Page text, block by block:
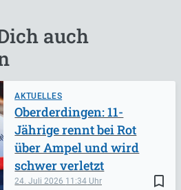
auch
AKTUELLES
bookmark_border
24. Juli 2026 11:34
Oberderdingen: 11-
Jährige rennt bei Rot
über Ampel und wird
schwer verletzt